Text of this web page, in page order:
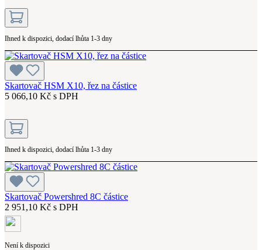
Ihned k dispozici, dodací lhůta 1-3 dny
Skartovač HSM X10, řez na částice
5 066,10 Kč s DPH
Ihned k dispozici, dodací lhůta 1-3 dny
Skartovač Powershred 8C částice
2 951,10 Kč s DPH
Není k dispozici